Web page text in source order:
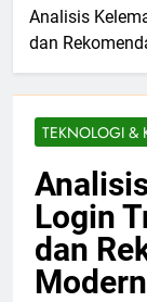
Analisis
dan
TEKNOLOGI &
Login
dan
Modern